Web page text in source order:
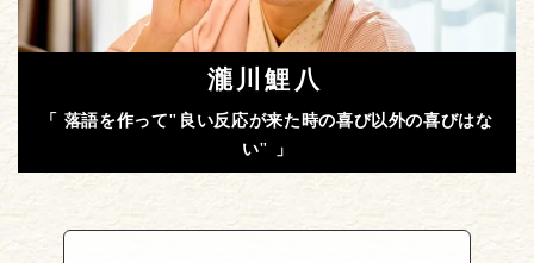
瀧川鯉八
「 落語を作って"良い反応が来た時の喜び以外の喜びはな
い" 」